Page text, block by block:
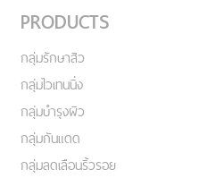
PRODUCTS
กลุ่มรักษาสิว
กลุ่มไวเทนนิ่ง
กลุ่มบำรุงผิว
กลุ่มกันแดด
กลุ่มลดเลือนริ้วรอย